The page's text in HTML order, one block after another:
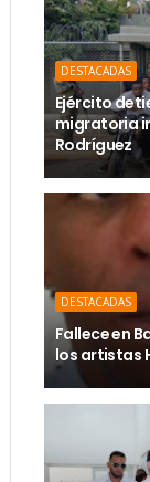
DESTACADAS
Ejército
migratoria
Rodríguez
DESTACADAS
Fallece en
los artistas